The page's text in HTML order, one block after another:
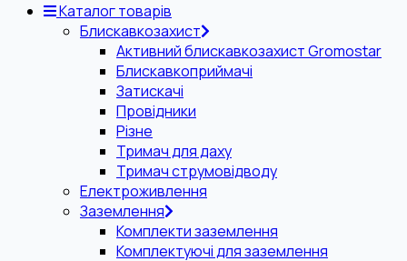
Каталог товарів
Блискавкозахист
Активний блискавкозахист Gromostar
Блискавкоприймачі
Затискачі
Провідники
Різне
Тримач для даху
Тримач струмовідводу
Електроживлення
Заземлення
Комплекти заземлення
Комплектуючі для заземлення